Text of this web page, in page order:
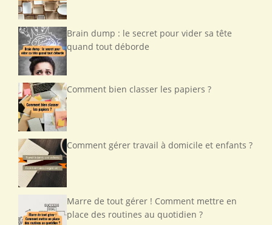
Brain dump : le secret pour vider sa tête
quand tout déborde
Comment bien classer les papiers ?
Comment gérer travail à domicile et enfants ?
Marre de tout gérer ! Comment mettre en
place des routines au quotidien ?